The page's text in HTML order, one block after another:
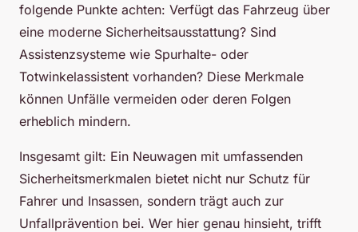
folgende Punkte achten: Verfügt das Fahrzeug über
eine moderne Sicherheitsausstattung? Sind
Assistenzsysteme wie Spurhalte- oder
Totwinkelassistent vorhanden? Diese Merkmale
können Unfälle vermeiden oder deren Folgen
erheblich mindern.
Insgesamt gilt: Ein Neuwagen mit umfassenden
Sicherheitsmerkmalen bietet nicht nur Schutz für
Fahrer und Insassen, sondern trägt auch zur
Unfallprävention bei. Wer hier genau hinsieht, trifft